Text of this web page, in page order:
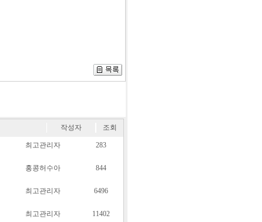
작성자 조회
최고관리자 283
홍콩허수아 844
최고관리자 6496
최고관리자 11402